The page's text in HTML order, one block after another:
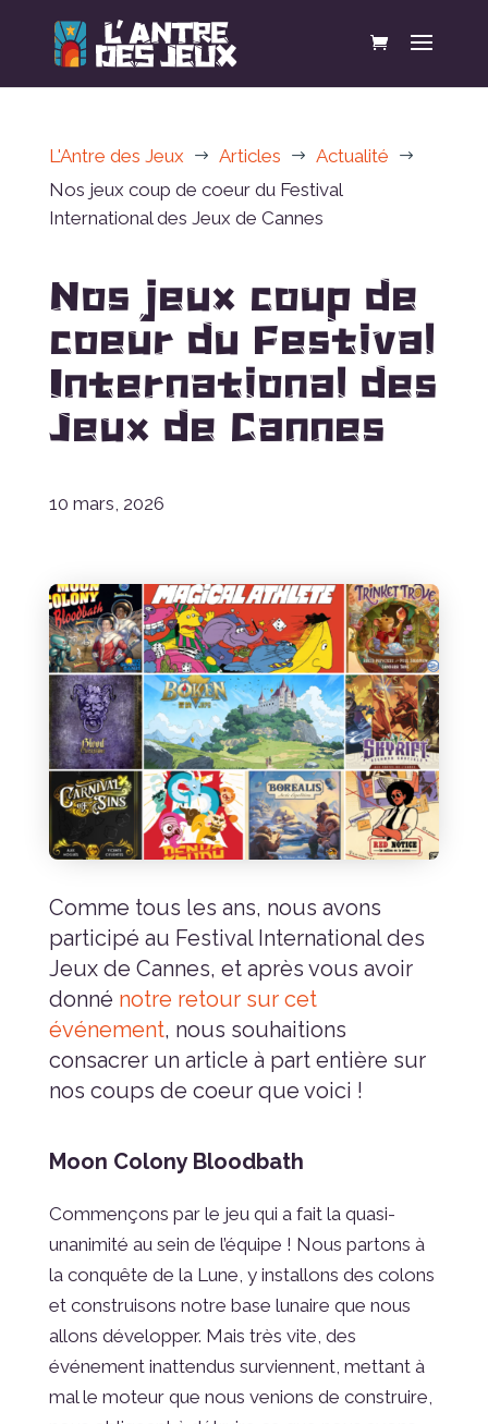
L'Antre des Jeux $ Articles $ Actualité $
Nos jeux coup de coeur du Festival
International des Jeux de Cannes
Nos jeux coup de
coeur du Festival
International des
Jeux de Cannes
10 mars, 2026
Comme tous les ans, nous avons
participé au Festival International des
Jeux de Cannes, et après vous avoir
donné notre retour sur cet
événement, nous souhaitions
consacrer un article à part entière sur
nos coups de coeur que voici !
Moon Colony Bloodbath
Commençons par le jeu qui a fait la quasi-
unanimité au sein de l’équipe ! Nous partons à
la conquête de la Lune, y installons des colons
et construisons notre base lunaire que nous
allons développer. Mais très vite, des
événement inattendus surviennent, mettant à
mal le moteur que nous venions de construire,